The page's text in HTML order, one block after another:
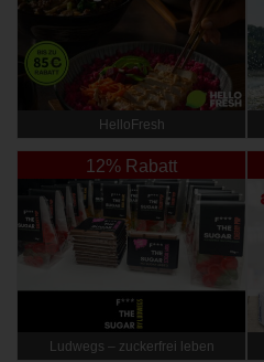
HelloFresh
12% Rabatt
Ludwegs – zuckerfrei leben